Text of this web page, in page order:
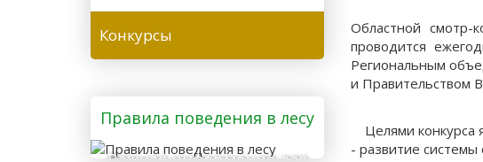
Областной смотр-
проводится
Региональным
и Правительством
Целями конкурса
- развитие системы
Конкурсы
Правила поведения в лесу